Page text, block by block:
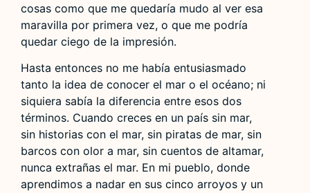
cosas como que me quedaría mudo al ver esa
maravilla por primera vez, o que me podría
quedar ciego de la impresión.
Hasta entonces no me había entusiasmado
tanto la idea de conocer el mar o el océano; ni
siquiera sabía la diferencia entre esos dos
términos. Cuando creces en un país sin mar,
sin historias con el mar, sin piratas de mar, sin
barcos con olor a mar, sin cuentos de altamar,
nunca extrañas el mar. En mi pueblo, donde
aprendimos a nadar en sus cinco arroyos y un